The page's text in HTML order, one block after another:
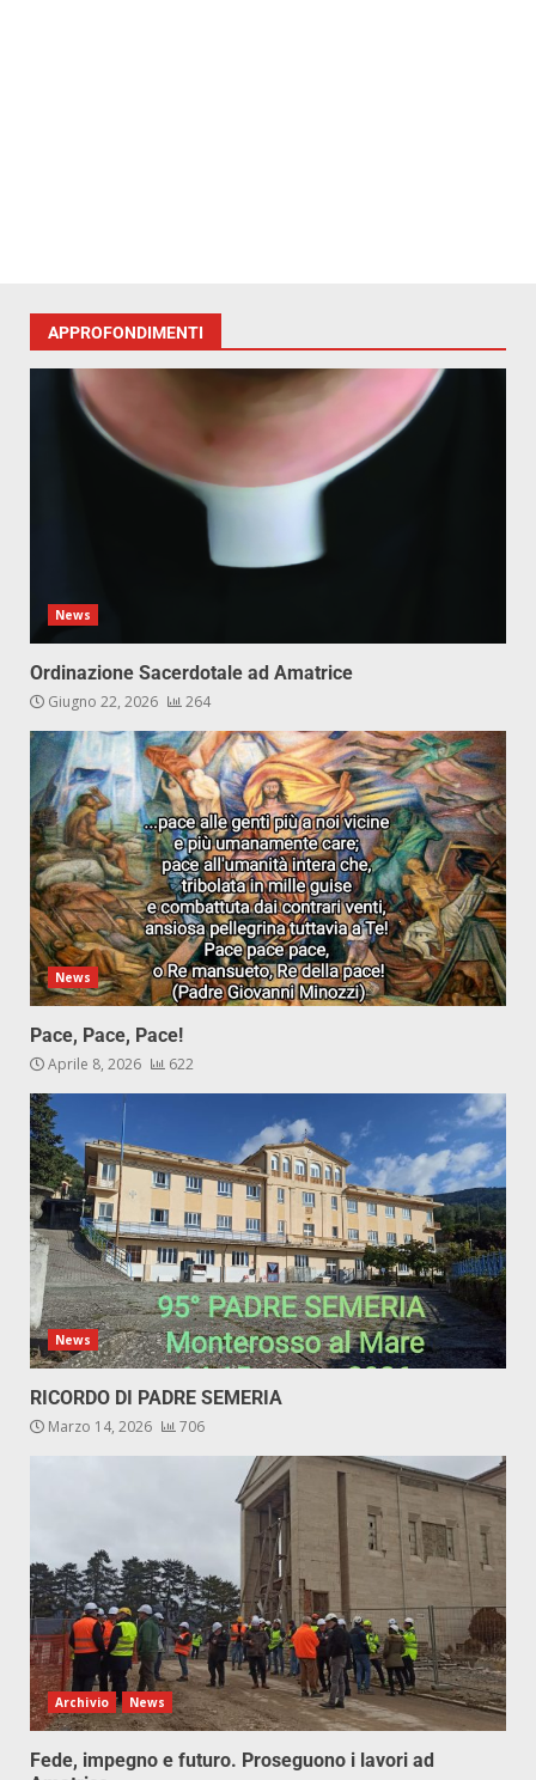
APPROFONDIMENTI
News
Ordinazione Sacerdotale ad Amatrice
Giugno 22, 2026 264
News
Pace, Pace, Pace!
Aprile 8, 2026 622
News
RICORDO DI PADRE SEMERIA
Marzo 14, 2026 706
Archivio News
Fede, impegno e futuro. Proseguono i lavori ad